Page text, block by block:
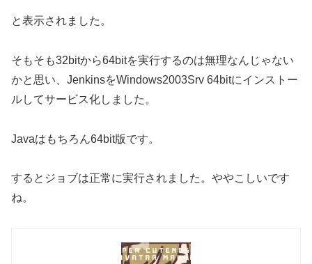
と表示されました。
そもそも32bitから64bitを実行するのは無理なんじゃない
かと思い、JenkinsをWindows2003Srv 64bitにインストー
ルしてサービス化しました。
Javaはもちろん64bit版です。
するとジョブは正常に実行されました。ややこしいです
ね。